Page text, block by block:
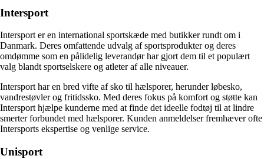
Intersport
Intersport er en international sportskæde med butikker rundt om i
Danmark. Deres omfattende udvalg af sportsprodukter og deres
omdømme som en pålidelig leverandør har gjort dem til et populært
valg blandt sportselskere og atleter af alle niveauer.
Intersport har en bred vifte af sko til hælsporer, herunder løbesko,
vandrestøvler og fritidssko. Med deres fokus på komfort og støtte kan
Intersport hjælpe kunderne med at finde det ideelle fodtøj til at lindre
smerter forbundet med hælsporer. Kunden anmeldelser fremhæver ofte
Intersports ekspertise og venlige service.
Unisport